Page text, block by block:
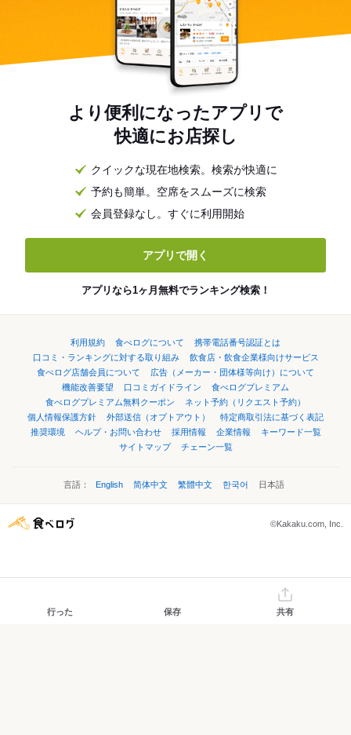
より便利になったアプリで
快適にお店探し
クイックな現在地検索。検索が快適に
予約も簡単。空席をスムーズに検索
会員登録なし。すぐに利用開始
アプリで開く
アプリなら1ヶ月無料でランキング検索！
利用規約 食べログについて
携帯電話番号認証とは
口コミ・ランキングに対する取り組み
飲食店・飲食企業様向けサービス
食べログ店舗会員について
広告（メーカー・団体様等向け）について
機能改善要望
口コミガイドライン
食べログプレミアム
食べログプレミアム無料クーポン
ネット予約（リクエスト予約）
個人情報保護方針
外部送信（オプトアウト）
特定商取引法に基づく表記
推奨環境
ヘルプ・お問い合わせ 採用情報 企業情報
キーワード一覧
サイトマップ
チェーン一覧
言語： English 简体中文 繁體中文 한국어 日本語
©Kakaku.com, Inc.
行った 保存 共有